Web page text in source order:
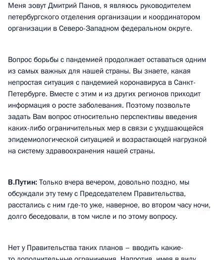
Меня зовут Дмитрий Панов, я являюсь руководителем
петербургского отделения организации и координатором
организации в Северо-Западном федеральном округе.
Вопрос борьбы с пандемией продолжает оставаться одним
из самых важных для нашей страны. Вы знаете, какая
непростая ситуация с пандемией коронавируса в Санкт-
Петербурге. Вместе с этим и из других регионов приходит
информация о росте заболевания. Поэтому позвольте
задать Вам вопрос относительно перспективы введения
каких-либо ограничительных мер в связи с ухудшающейся
эпидемиологической ситуацией и возрастающей нагрузкой
на систему здравоохранения нашей страны.
В.Путин: Только вчера вечером, довольно поздно, мы
обсуждали эту тему с Председателем Правительства,
расстались с ним где-то уже, наверное, во втором часу ночи,
долго беседовали, в том числе и по этому вопросу.
Нет у Правительства таких планов – вводить какие-